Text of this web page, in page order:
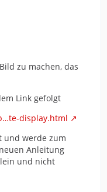
zu machen, das
Link gefolgt
display.html
und werde zum
Anleitung
und nicht